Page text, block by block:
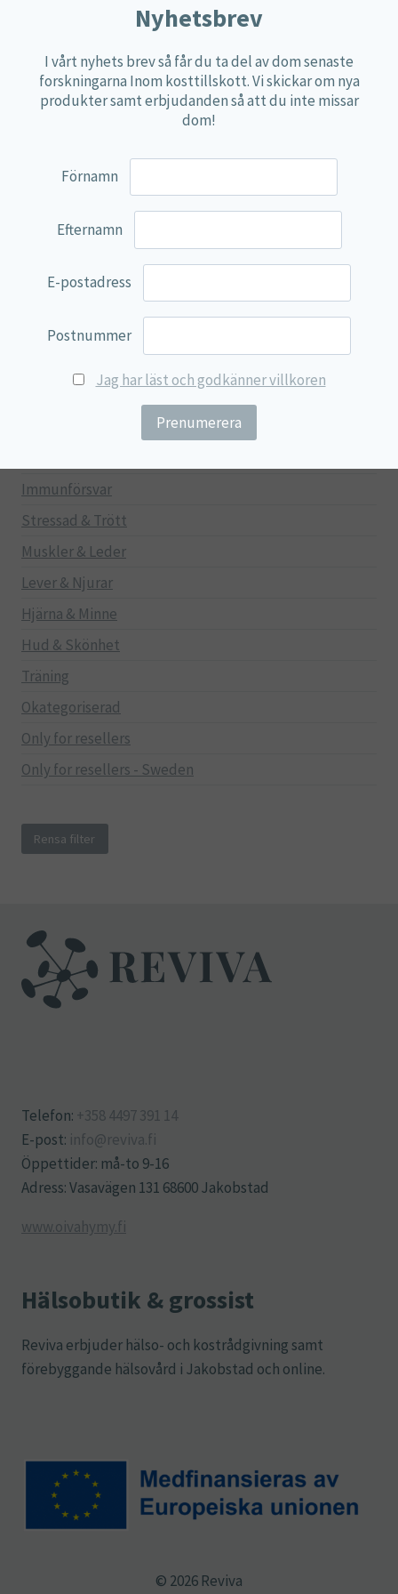
Övriga kosttillskott
100% Natural
EVP Nutrition
Multi Nutrient
Lamberts
Svenska Örtmedicinska Institutet
Green Trade
Immunförsvar
Stressad & Trött
Muskler & Leder
Lever & Njurar
Hjärna & Minne
Hud & Skönhet
Träning
Okategoriserad
Only for resellers
Only for resellers - Sweden
Rensa filter
Telefon: +358 4497 391 14
E-post: info@reviva.fi
Öppettider: må-to 9-16
Adress: Vasavägen 131 68600 Jakobstad
www.oivahymy.fi
Hälsobutik & grossist
Reviva erbjuder hälso- och kostrådgivning samt
förebyggande hälsovård i Jakobstad och online.
© 2026 Reviva
Nyhetsbrev
I vårt nyhets brev så får du ta del av dom senaste
forskningarna Inom kosttillskott. Vi skickar om nya
produkter samt erbjudanden så att du inte missar
dom!
Förnamn
Efternamn
E-postadress
Postnummer
Jag har läst och godkänner villkoren